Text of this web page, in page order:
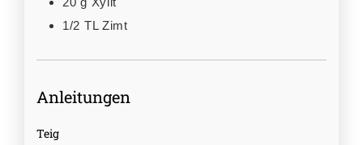
1/2 TL Zimt
Anleitungen
Teig